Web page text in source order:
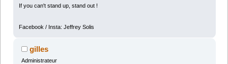
If you can't stand up, stand out !
Facebook / Insta: Jeffrey Solis
gilles
Administrateur